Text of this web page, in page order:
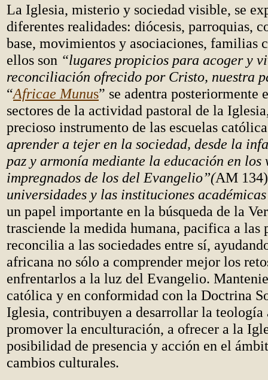
La Iglesia, misterio y sociedad visible, se
diferentes realidades: diócesis, parroquias,
base, movimientos y asociaciones, familias
ellos son “lugares propicios para acoger y
reconciliación ofrecido por Cristo, nuestra
“Africae Munus” se adentra posteriormente
sectores de la actividad pastoral de la
precioso instrumento de las escuelas
aprender a tejer en la sociedad, desde la
paz y armonía mediante la educación en los
impregnados de los del Evangelio”(AM
universidades y las instituciones
un papel importante en la búsqueda de la
trasciende la medida humana, pacifica a las
reconcilia a las sociedades entre sí,
africana no sólo a comprender mejor los
enfrentarlos a la luz del Evangelio.
católica y en conformidad con la Doctrina
Iglesia, contribuyen a desarrollar la teología
promover la enculturación, a ofrecer a la
posibilidad de presencia y acción en el
cambios culturales.